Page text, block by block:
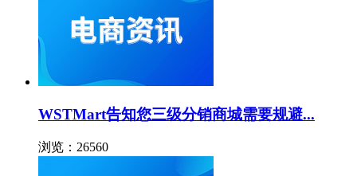
WSTMart告知您三级分销商城需要规避...
浏览：26560